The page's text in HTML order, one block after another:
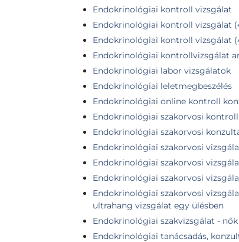
Endokrinológiai kontroll vizsgálat
Endokrinológiai kontroll vizsgálat
Endokrinológiai kontroll vizsgálat
Endokrinológiai kontrollvizsgálat
Endokrinológiai labor vizsgálatok
Endokrinológiai leletmegbeszélés
Endokrinológiai online kontroll
Endokrinológiai szakorvosi
Endokrinológiai szakorvosi
Endokrinológiai szakorvosi
Endokrinológiai szakorvosi
Endokrinológiai szakorvosi
Endokrinológiai szakorvosi
ultrahang vizsgálat egy ülésben
Endokrinológiai szakvizsgálat - nők
Endokrinológiai tanácsadás,